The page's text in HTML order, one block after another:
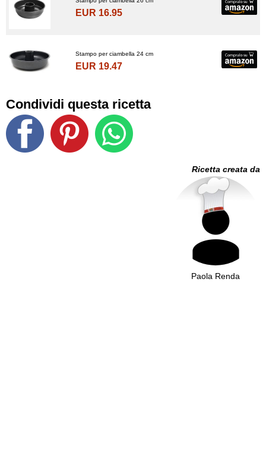
EUR 16.95
Stampo per ciambella 24 cm
EUR 19.47
Condividi questa ricetta
Ricetta creata da
Paola Renda